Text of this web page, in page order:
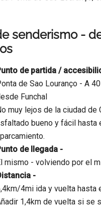
senderismo -
de partida /
de Sao Louranço - A
Funchal
muy lejos de la ciudad de
bueno y fácil hasta
de llegada -
mismo - volviendo por el
-
4mi ida y vuelta hasta
1,4km de vuelta si se